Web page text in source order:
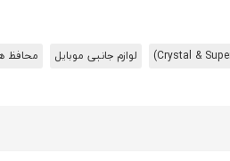
لوازم جانبی موبایل محافظ